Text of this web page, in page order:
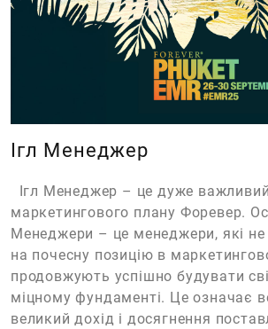
Ігл Менеджер
Ігл Менеджер – це дуже
маркетингового плану Форевер.
Менеджери – це менеджери, які
на почесну позицію в
продовжують успішно будувати
міцному фундаменті. Це означає
великий дохід і досягнення